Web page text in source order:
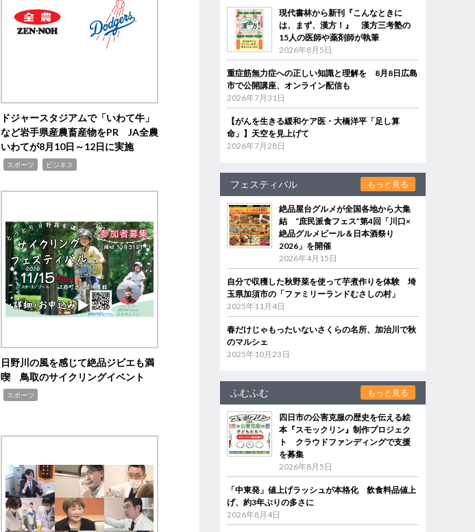
ドジャースタジアムで「いわて牛」
など岩手県産農畜産物をPR JA全農
いわてが8月10日～12日に実施
スポーツ ビジネス
日野川の風を感じて絶品ジビエも満
喫 鳥取のサイクリングイベント
スポーツ
現代書林から新刊『こんなときに
は、まず、漢方！』 漢方三考塾の
15人の医師や薬剤師が執筆
2026年8月5日
重症筋無力症への正しい知識と理解を 8月8日広島
市で公開講座、オンライン配信も
2026年7月31日
【がんを生きる緩和ケア医・大橋洋平「足し算
命」】天空を見上げて
2026年7月28日
フェスティバル もっと見る
絶品屋台グルメが全国各地から大集
結 “庶民派食フェス”第4回「川口×
絶品グルメビール＆日本酒祭り
2026」を開催
2026年4月15日
自分で収穫した秋野菜を使って芋煮作りを体験 埼
玉県加須市の「ファミリーランドむさしの村」
2025年11月4日
春だけじゃもったいないさくらの名所、加治川で秋
のマルシェ
2025年10月23日
ふむふむ もっと見る
四日市の公害克服の歴史を伝える絵
本『スモックリン』制作プロジェク
ト クラウドファンディングで支援
を募集
2026年8月5日
「中東発」値上げラッシュが本格化 飲食料品値上
げ、約3年ぶりの多さに
2026年8月4日